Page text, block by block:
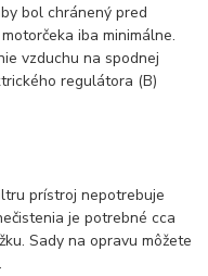
bol chránený pred
iba minimálne.
vzduchu na spodnej
regulátora (B)
prístroj nepotrebuje
je potrebné cca
Sady na opravu môžete